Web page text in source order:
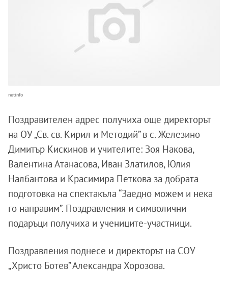
netinfo
Поздравителен адрес получиха още директорът
на ОУ „Св. св. Кирил и Методий” в с. Железино
Димитър Кискинов и учителите: Зоя Накова,
Валентина Атанасова, Иван Златилов, Юлия
Налбантова и Красимира Петкова за добрата
подготовка на спектакъла “Заедно можем и нека
го направим”. Поздравления и символични
подаръци получиха и учениците-участници.
Поздравления поднесе и директорът на СОУ
„Христо Ботев” Александра Хорозова.